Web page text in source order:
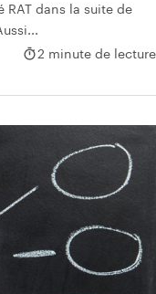
RAT dans la suite de
2 minute de lecture